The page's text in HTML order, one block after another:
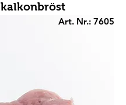
kalkonbröst
Art. Nr.: 7605